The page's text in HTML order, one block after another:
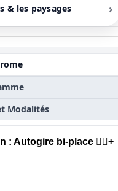
& les paysages ›
Modalités
: Autogire bi-place 🙍‍♂️+